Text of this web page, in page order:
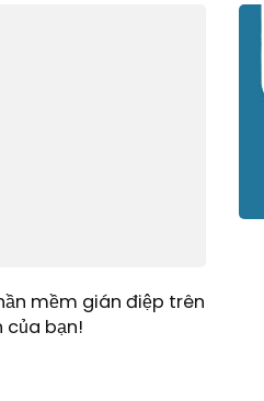
mềm gián điệp trên
bạn!